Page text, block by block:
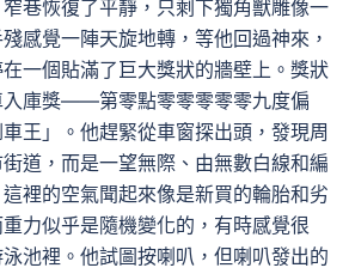
巷恢復了平靜，只剩下獨角獸雕像一
感覺一陣天旋地轉，等他回過神來，
一個貼滿了巨大獎狀的牆壁上。獎狀
入庫獎——第零點零零零零零九度偏
王」。他趕緊從車窗探出頭，發現周
道，而是一望無際、由無數白線和編
裡的空氣聞起來像是新買的輪胎和劣
力似乎是隨機變化的，有時感覺很
池裡。他試圖按喇叭，但喇叭發出的